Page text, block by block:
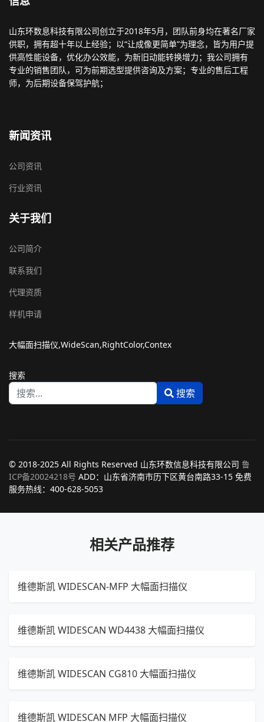
山东环数息科技有限公司创立于2018年5月，团队前身均在著名厂家
供职，拥有超十年以上经验；以“让成像更简单”为理念，皆为用户提
供高性能设备，优化办公效能，为新旧动能转换增力；我公司拥有
专业的销售团队，可为前期选型提供咨询及方案；专业的售后工程
师，为后期设备保驾护航；
新闻资讯
公司资讯
行业资讯
关于我们
公司简介
联系我们
代理资质
样机申请
大幅面扫描仪,WideScan,RightColor,Contex
搜索
搜索
© 2018-2025 All Rights Reserved 山东环数信息科技有限公司 鲁
ICP备20024218号 ADD：山东省济南市历下区黄台南路33-15 免费
服务热线：400-628-5053
相关产品推荐
维德斯凯 WIDESCAN-MFP 大幅面扫描仪
维德斯凯 WIDESCAN WD4438 大幅面扫描仪
维德斯凯 WIDESCAN CG810 大幅面扫描仪
维德斯凯 WIDESCAN MFP 大幅面扫描仪